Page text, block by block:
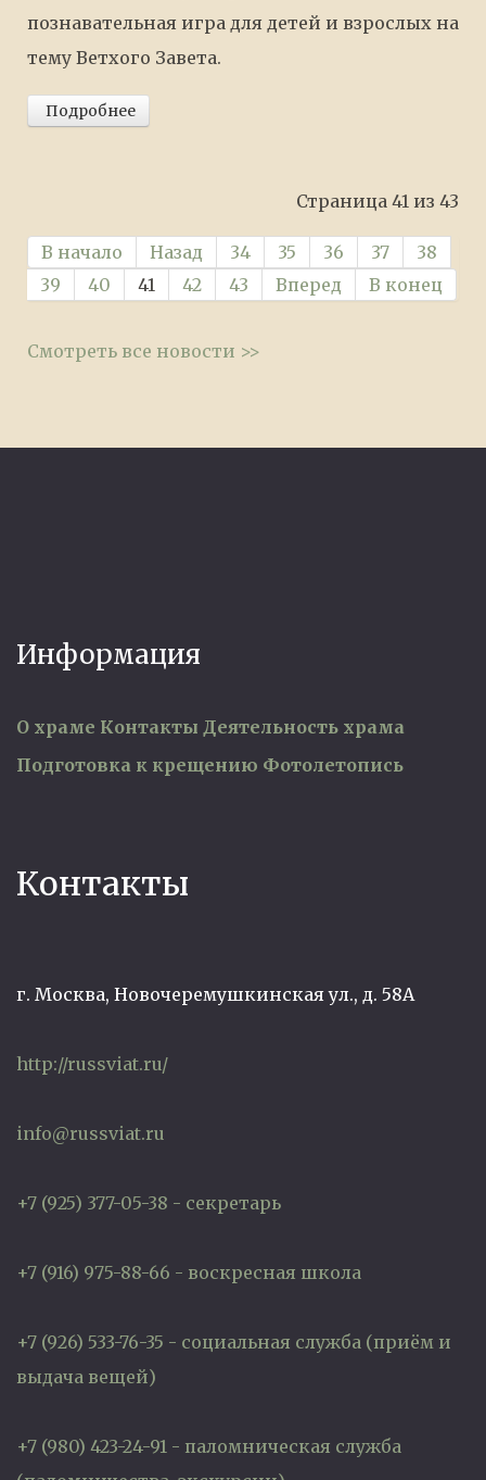
познавательная игра для детей и взрослых на
тему Ветхого Завета.
Подробнее
Страница 41 из 43
В начало Назад 34 35 36 37
38
39
40 41 42 43 Вперед В конец
Смотреть все новости >>
Информация
О храме Контакты Деятельность храма
Подготовка к крещению Фотолетопись
Контакты
г. Москва, Новочеремушкинская ул., д. 58А
http://russviat.ru/
info@russviat.ru
+7 (925) 377-05-38 - секретарь
+7 (916) 975-88-66 - воскресная школа
+7 (926) 533-76-35 - социальная служба (приём и
выдача вещей)
+7 (980) 423-24-91 - паломническая служба